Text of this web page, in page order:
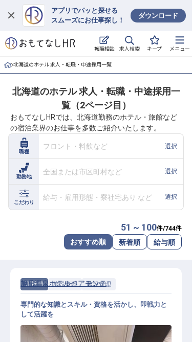
アプリでパッと探せる
スムーズにお仕事探し！
ダウンロード
転職相談 求人検索 キープ メニュー
ログイン
求人・施設を探す
就職・転職 合同説明会
おもてなしHRについて
ご利用の流れ
よくある質問
ホテル・宿泊業界情報コラム
転職サポートに申し込む
北海道のホテル 求人・転職・中途採用一覧
北海道のホテル 求人・転職・中途採用一
覧（2ページ目）
おもてなしHRでは、北海道勤務のホテル・旅館など
の宿泊業界のお仕事を多数ご紹介いたします。
職種
フロント・料飲など 選択
勤務地
全国または市区町村など 選択
こだわり
給与・雇用形態・寮社宅あり など 選択
51 ~ 100件/744件
おすすめ順 新着順 給与順
正社員 施設管理 施設管理
旭岳温泉ホテルベアモンテ
専門的な知識とスキル・資格を活かし、即戦力と
して活躍を